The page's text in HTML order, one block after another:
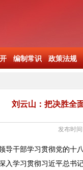
编制常识 政策法规
刘云山：把决胜全
发布时
导干部学习贯彻党的十
入学习贯彻习近平总书